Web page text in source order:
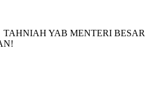
TAHNIAH YAB MENTERI BESAR